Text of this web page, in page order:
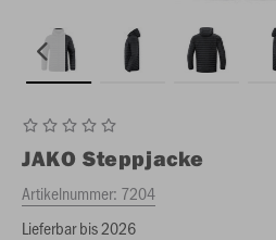
JAKO Steppjacke
Artikelnummer: 7204
Lieferbar bis 2026